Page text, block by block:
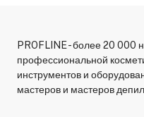
PROFLINE - более 20 000
профессиональной
инструментов и
мастеров и мастеров